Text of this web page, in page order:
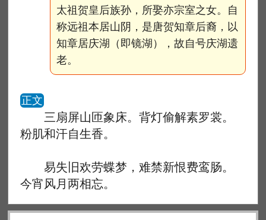
太祖贺皇后族孙，所娶亦宗室之女。自
称远祖本居山阴，是唐贺知章后裔，以
知章居庆湖（即镜湖），故自号庆湖遗
老。
正文
三扇屏山匝象床。背灯偷解素罗裳。
粉肌和汗自生香。
易失旧欢劳蝶梦，难禁新恨费鸾肠。
今宵风月两相忘。